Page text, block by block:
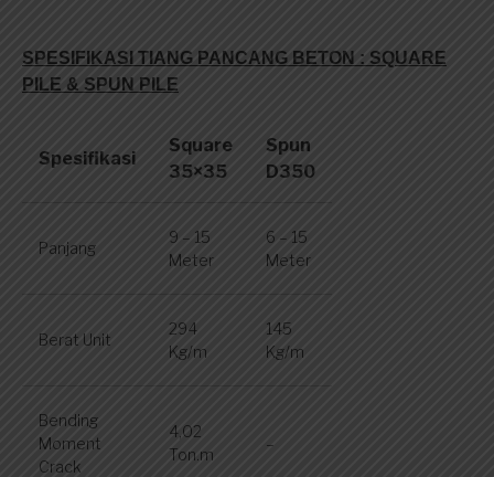
SPESIFIKASI TIANG PANCANG BETON : SQUARE
PILE & SPUN PILE
Spesifikasi
Square
35×35
Spun
D350
Panjang
9 – 15
Meter
6 – 15
Meter
Berat Unit
294
Kg/m
145
Kg/m
Bending
Moment
Crack
4,02
Ton.m
–